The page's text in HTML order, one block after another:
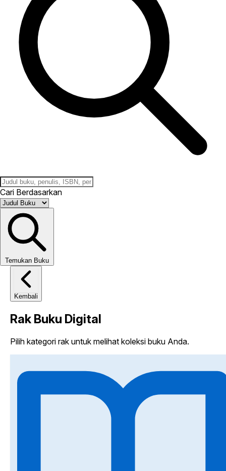
Cari Berdasarkan
Temukan Buku
Kembali
Rak Buku Digital
Pilih kategori rak untuk melihat koleksi buku Anda.